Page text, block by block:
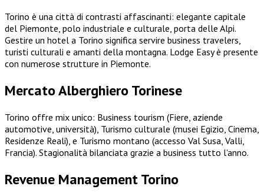
Torino è una città di contrasti affascinanti: elegante capitale
del Piemonte, polo industriale e culturale, porta delle Alpi.
Gestire un hotel a Torino significa servire business travelers,
turisti culturali e amanti della montagna. Lodge Easy è presente
con numerose strutture in Piemonte.
Mercato Alberghiero Torinese
Torino offre mix unico: Business tourism (Fiere, aziende
automotive, università), Turismo culturale (musei Egizio, Cinema,
Residenze Reali), e Turismo montano (accesso Val Susa, Valli,
Francia). Stagionalità bilanciata grazie a business tutto l'anno.
Revenue Management Torino